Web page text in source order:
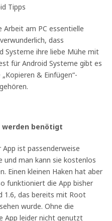
Arbeit am PC essentielle
dass
Systeme ihre liebe Mühe mit
für Android Systeme gibt es
& Einfügen“-
werden benötigt
ist passenderweise
und man kann sie kostenlos
Einen kleinen Haken hat aber
funktioniert die App bisher
1.6, das bereits mit Root
wurde. Ohne die
App leider nicht genutzt